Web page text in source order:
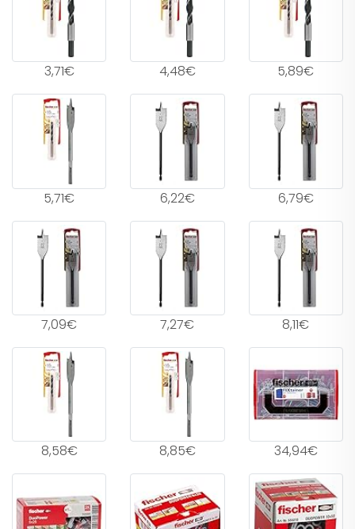
3,71€ 4,48€ 5,89€
5,71€ 6,22€ 6,79€
7,09€ 7,27€ 8,11€
8,58€ 8,85€ 34,94€